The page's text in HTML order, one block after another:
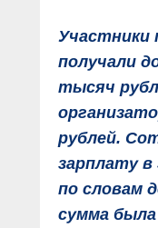
Участники
получали
тысяч
рублей.
зарплату в
по словам
сумма